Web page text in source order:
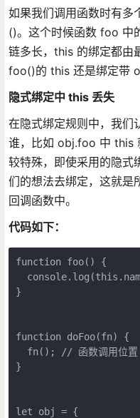
如果我们调用函数时有
()。这个时候函数 foo 中
链多长，this 的绑定都由
foo()的 this 还是绑定带
隐式绑定中 this 丢失
在隐式绑定规则中，我们
谁，比如 obj.foo 中 this
较特殊，即使采用的隐式
们的想法去绑定，这就是
回调函数中。
代码如下：
function foo() {
}
function doFoo(fn) {
  fn(); // 函数调用位置
}
let obj = {